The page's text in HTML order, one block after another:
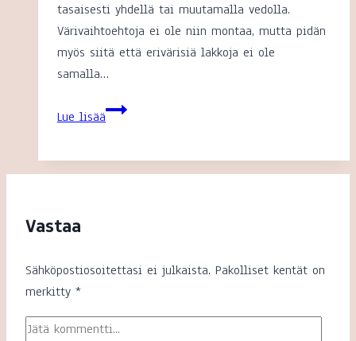
tasaisesti yhdellä tai muutamalla vedolla.
Värivaihtoehtoja ei ole niin montaa, mutta pidän
myös siitä että erivärisiä lakkoja ei ole
samalla…
Lue lisääDermosilin
ja
Vastaa
Sähköpostiosoitettasi ei julkaista. Pakolliset kentät on
merkitty *